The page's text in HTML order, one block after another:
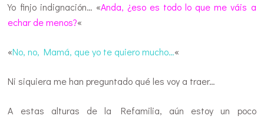
Yo finjo indignación… «Anda, ¿eso es todo lo que me váis a
echar de menos?«
«No, no, Mamá, que yo te quiero mucho…«
Ni siquiera me han preguntado qué les voy a traer…
A estas alturas de la Refamilia, aún estoy un poco